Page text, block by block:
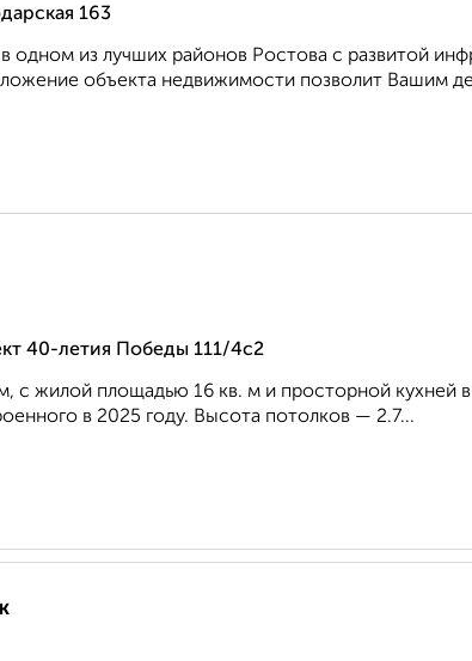
163
одном из лучших районов Ростова с развитой
объекта недвижимости позволит Вашим
40-летия Победы 111/4с2
с жилой площадью 16 кв. м и просторной кухней в
в 2025 году. Высота потолков — 2.7...